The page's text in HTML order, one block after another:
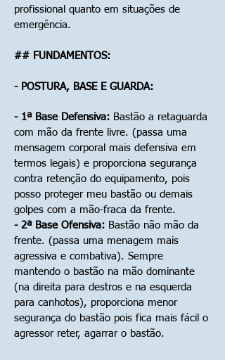
profissional quanto em situações de
emergência.
## FUNDAMENTOS:
- POSTURA, BASE E GUARDA:
- 1ª Base Defensiva: Bastão a retaguarda
com mão da frente livre. (passa uma
mensagem corporal mais defensiva em
termos legais) e proporciona segurança
contra retenção do equipamento, pois
posso proteger meu bastão ou demais
golpes com a mão-fraca da frente.
- 2ª Base Ofensiva: Bastão não mão da
frente. (passa uma menagem mais
agressiva e combativa). Sempre
mantendo o bastão na mão dominante
(na direita para destros e na esquerda
para canhotos), proporciona menor
segurança do bastão pois fica mais fácil o
agressor reter, agarrar o bastão.